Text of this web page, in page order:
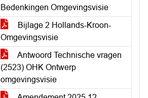
Bedenkingen Omgevingsvisie
Bijlage 2 Hollands-Kroon-
Omgevingsvisie
Antwoord Technische vragen
(2523) OHK Ontwerp
omgevingsvisie